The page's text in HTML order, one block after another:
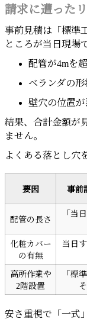
請求に遭った
事前見積は「標準
ところが当日現場
配管が4mを
ベランダの
壁穴の位置
結果、合計金額が
ません。
よくある落とし穴
要因 事前
配管の長さ
「当
化粧カバー
の有無
当日
高所作業や
2階設置
「標
安さ重視で「一式